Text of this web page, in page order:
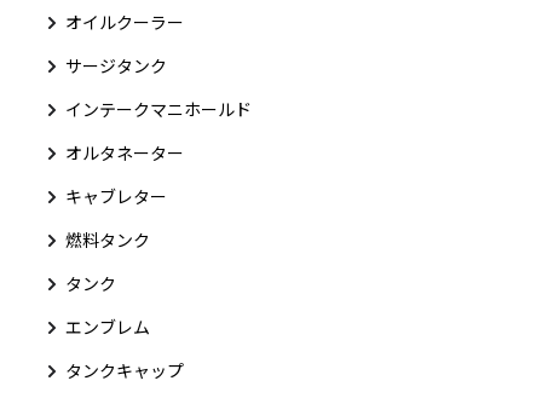
オイルクーラー
サージタンク
インテークマニホールド
オルタネーター
キャブレター
燃料タンク
タンク
エンブレム
タンクキャップ